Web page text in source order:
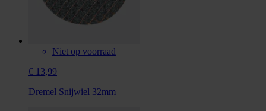
Niet op voorraad
€ 13,99
Dremel Snijwiel 32mm